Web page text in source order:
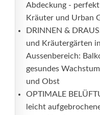
Abdeckung -
Kräuter und Urban
DRINNEN &
und Kräutergärten
Aussenbereich:
gesundes
und Obst
OPTIMALE
leicht